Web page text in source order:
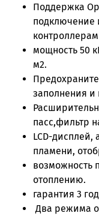
Поддержка
подключение
мощность 50
м2.
заполнения и
пасс,фильтр
LCD-дисплей,
пламени,
возможность
отоплению.
гарантия 3
Два режима